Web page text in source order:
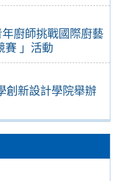
廚師挑戰國際廚藝
賽 」活動
創新設計學院舉辦